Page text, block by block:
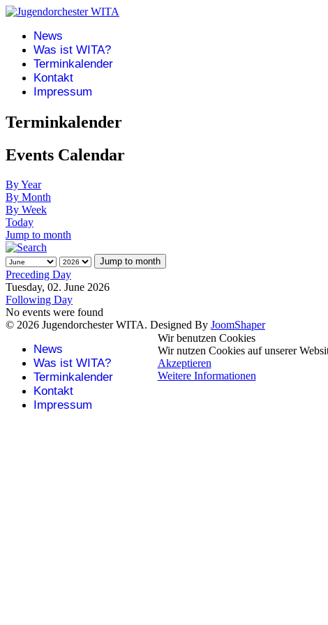
News
Was ist WITA?
Terminkalender
Kontakt
Impressum
Terminkalender
Events Calendar
By Year
By Month
By Week
Today
Jump to month
Jump to month
Preceding Day
Tuesday, 02. June 2026
Following Day
No events were found
© 2026 Jugendorchester WITA. Designed By JoomShaper
News
Was ist WITA?
Terminkalender
Kontakt
Impressum
Wir benutzen Cookies
Wir nutzen Cookies auf unserer
Akzeptieren
Weitere Informationen